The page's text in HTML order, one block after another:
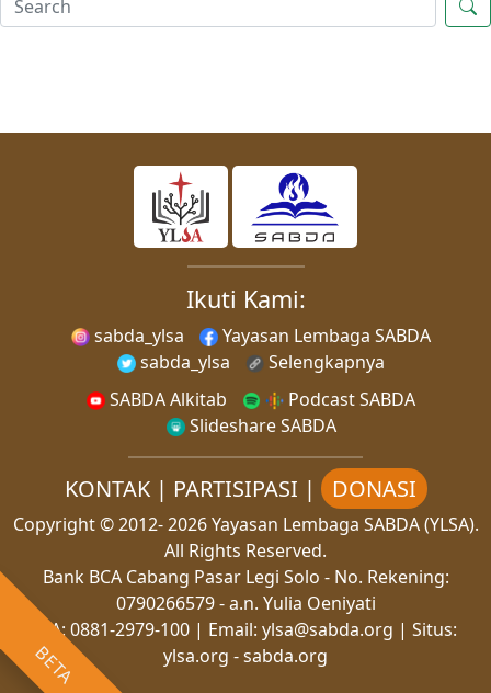
BETA
Ikuti Kami:
sabda_ylsa
Yayasan Lembaga SABDA
sabda_ylsa
Selengkapnya
SABDA Alkitab
Podcast SABDA
Slideshare SABDA
KONTAK| PARTISIPASI | DONASI
Copyright© 2012-2026Yayasan Lembaga SABDA (YLSA).
All Rights Reserved.
Bank BCA Cabang Pasar Legi Solo - No. Rekening:
0790266579 - a.n. Yulia Oeniyati
WA: 0881-2979-100| Email: ylsa@sabda.org | Situs:
ylsa.org -sabda.org